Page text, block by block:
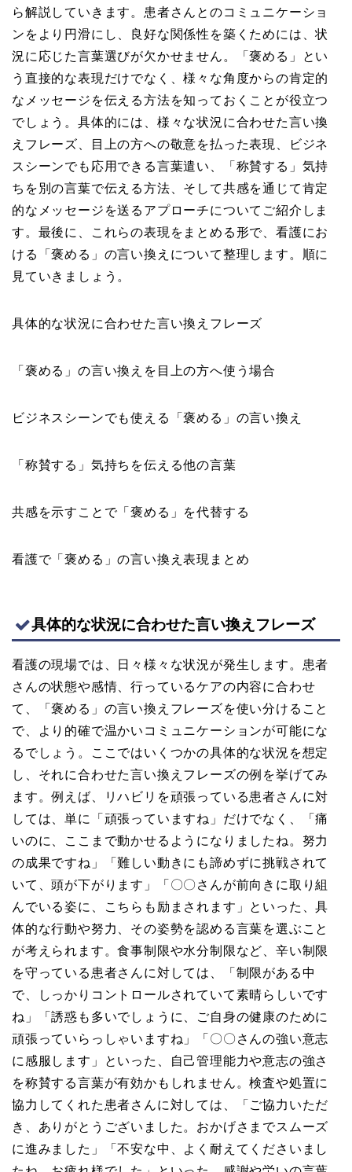
ら解説していきます。患者さんとのコミュニケーショ
ンをより円滑にし、良好な関係性を築くためには、状
況に応じた言葉選びが欠かせません。「褒める」とい
う直接的な表現だけでなく、様々な角度からの肯定的
なメッセージを伝える方法を知っておくことが役立つ
でしょう。具体的には、様々な状況に合わせた言い換
えフレーズ、目上の方への敬意を払った表現、ビジネ
スシーンでも応用できる言葉遣い、「称賛する」気持
ちを別の言葉で伝える方法、そして共感を通じて肯定
的なメッセージを送るアプローチについてご紹介しま
す。最後に、これらの表現をまとめる形で、看護にお
ける「褒める」の言い換えについて整理します。順に
見ていきましょう。
具体的な状況に合わせた言い換えフレーズ
「褒める」の言い換えを目上の方へ使う場合
ビジネスシーンでも使える「褒める」の言い換え
「称賛する」気持ちを伝える他の言葉
共感を示すことで「褒める」を代替する
看護で「褒める」の言い換え表現まとめ
具体的な状況に合わせた言い換えフレーズ
看護の現場では、日々様々な状況が発生します。患者
さんの状態や感情、行っているケアの内容に合わせ
て、「褒める」の言い換えフレーズを使い分けること
で、より的確で温かいコミュニケーションが可能にな
るでしょう。ここではいくつかの具体的な状況を想定
し、それに合わせた言い換えフレーズの例を挙げてみ
ます。例えば、リハビリを頑張っている患者さんに対
しては、単に「頑張っていますね」だけでなく、「痛
いのに、ここまで動かせるようになりましたね。努力
の成果ですね」「難しい動きにも諦めずに挑戦されて
いて、頭が下がります」「〇〇さんが前向きに取り組
んでいる姿に、こちらも励まされます」といった、具
体的な行動や努力、その姿勢を認める言葉を選ぶこと
が考えられます。食事制限や水分制限など、辛い制限
を守っている患者さんに対しては、「制限がある中
で、しっかりコントロールされていて素晴らしいです
ね」「誘惑も多いでしょうに、ご自身の健康のために
頑張っていらっしゃいますね」「〇〇さんの強い意志
に感服します」といった、自己管理能力や意志の強さ
を称賛する言葉が有効かもしれません。検査や処置に
協力してくれた患者さんに対しては、「ご協力いただ
き、ありがとうございました。おかげさまでスムーズ
に進みました」「不安な中、よく耐えてくださいまし